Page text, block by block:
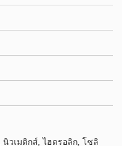
วเมติกส์, ไฮดรอลิก, โซลิ